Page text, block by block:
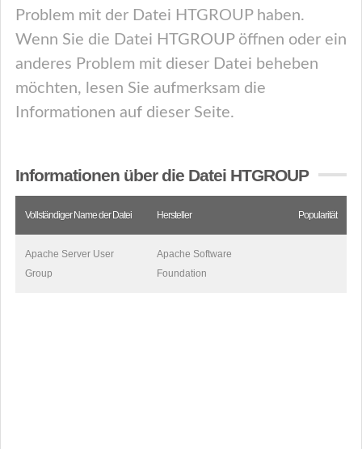
Problem mit der Datei HTGROUP haben.
Wenn Sie die Datei HTGROUP öffnen oder ein
anderes Problem mit dieser Datei beheben
möchten, lesen Sie aufmerksam die
Informationen auf dieser Seite.
Informationen über die Datei HTGROUP
Vollständiger Name der Datei Hersteller Popularität
Apache Server User
Group
Apache Software
Foundation